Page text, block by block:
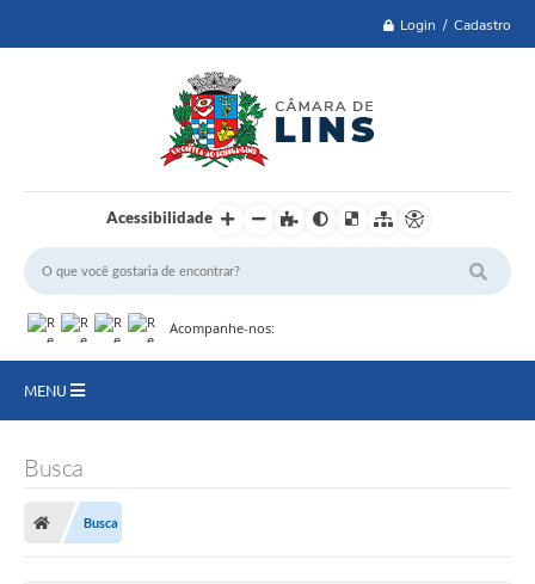
Login / Cadastro
Acessibilidade
Acompanhe-nos:
MENU
A Nossa Cidade
Busca
Busca